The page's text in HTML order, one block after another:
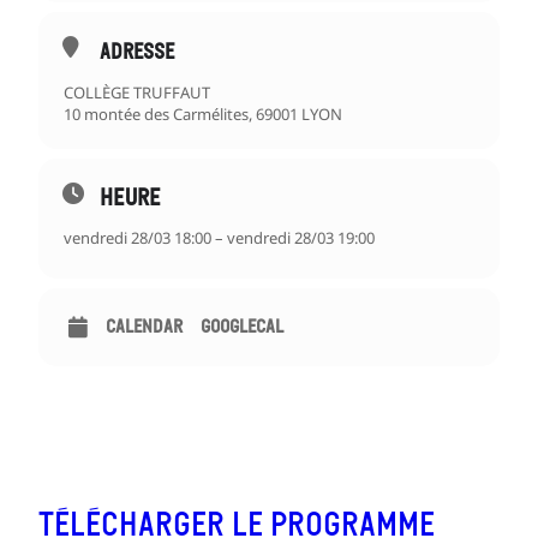
ADRESSE
COLLÈGE TRUFFAUT
10 montée des Carmélites, 69001 LYON
HEURE
vendredi 28/03 18:00 – vendredi 28/03 19:00
CALENDAR GOOGLECAL
Télécharger le programme